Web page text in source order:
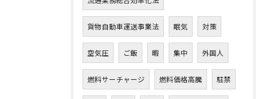
貨物自動車運送事業法 眠気 対策
空気圧 ご飯 暇 集中 外国人
燃料サーチャージ 燃料価格高騰 駐禁